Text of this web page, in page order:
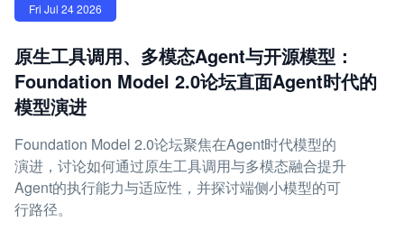
Fri Jul 24 2026
原生工具调用、多模态Agent与开源模型：
Foundation Model 2.0论坛直面Agent时代的
模型演进
Foundation Model 2.0论坛聚焦在Agent时代模型的
演进，讨论如何通过原生工具调用与多模态融合提升
Agent的执行能力与适应性，并探讨端侧小模型的可
行路径。